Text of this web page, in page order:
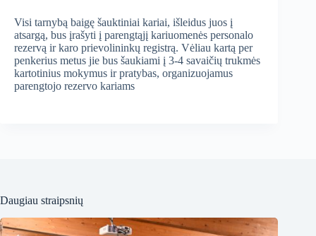
Visi tarnybą baigę šauktiniai kariai, išleidus juos į
atsargą, bus įrašyti į parengtąjį kariuomenės personalo
rezervą ir karo prievolininkų registrą. Vėliau kartą per
penkerius metus jie bus šaukiami į 3-4 savaičių trukmės
kartotinius mokymus ir pratybas, organizuojamus
parengtojo rezervo kariams
Daugiau straipsnių